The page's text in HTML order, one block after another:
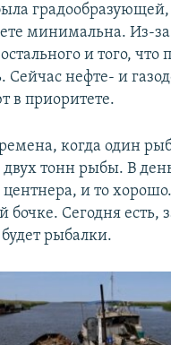
градообразующей,
минимальна. Из-за
и того, что
Сейчас нефте- и
в приоритете.
когда один
двух тонн рыбы. В
центнера, и то
бочке. Сегодня есть,
рыбалки.